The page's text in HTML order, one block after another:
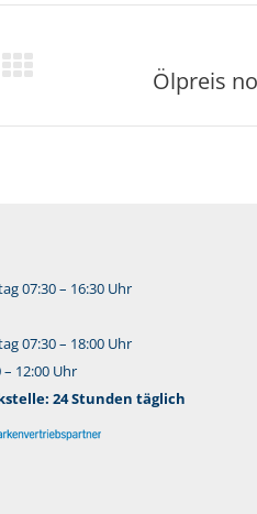
Ölpreis
07:30 – 16:30 Uhr
07:30 – 18:00 Uhr
12:00 Uhr
24 Stunden täglich